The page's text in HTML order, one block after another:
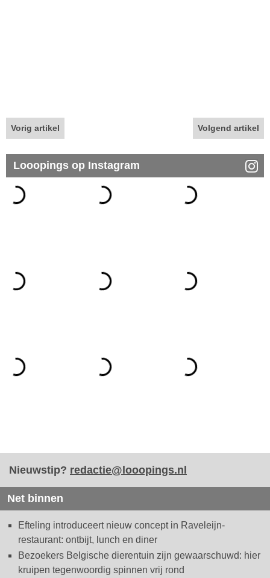
Vorig artikel Volgend artikel
Looopings op Instagram
Nieuwstip? redactie@looopings.nl
Net binnen
Efteling introduceert nieuw concept in Raveleijn-
restaurant: ontbijt, lunch en diner
Bezoekers Belgische dierentuin zijn gewaarschuwd: hier
kruipen tegenwoordig spinnen vrij rond